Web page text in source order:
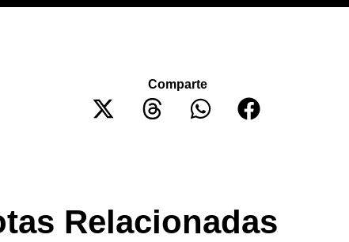
Comparte
Relacionadas